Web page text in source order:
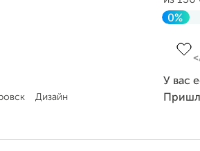
Дизайн
0%
У вас